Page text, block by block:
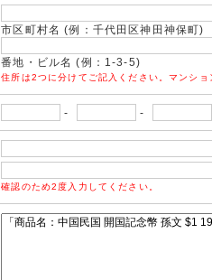
市区町村名 (例：千代田区神田神保町)
番地・ビル名 (例：1-3-5)
住所は2つに分けてご記入ください。マンショ
- -
確認のため2度入力してください。